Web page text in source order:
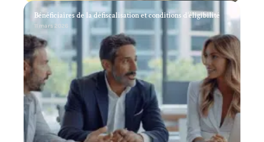
Bénéficiaires de la défiscalisation et conditions d’éligibilité
11 mars 2026